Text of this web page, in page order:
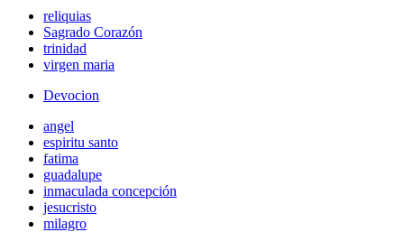
reliquias
Sagrado Corazón
trinidad
virgen maria
Devocion
angel
espiritu santo
fatima
guadalupe
inmaculada concepción
jesucristo
milagro